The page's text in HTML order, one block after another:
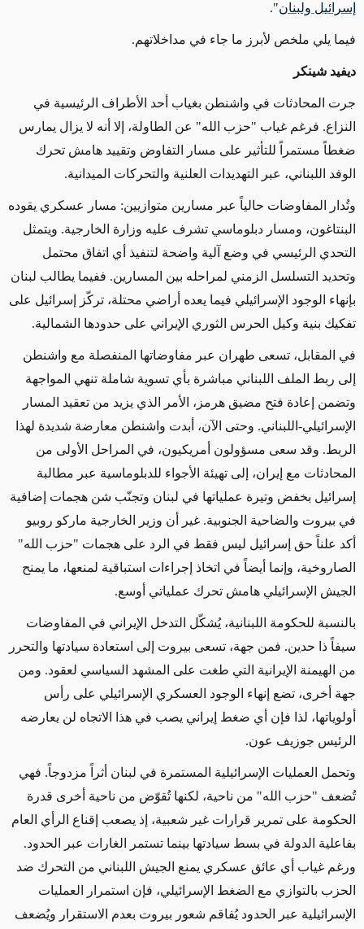
إسرائيل ولبنان".
فيما يلي ملخص لأبرز ما جاء في مداخلاتهم.
ديفيد شينكر
جرت المحادثات في واشنطن بغياب أحد الأطراف الرئيسية في
النزاع. فرغم غياب "حزب الله" عن الطاولة، إلا أنه لا يزال يمارس
ضغطاً مستمراً للتأثير على مسار التفاوض وتقييد هامش تحرك
الوفد اللبناني، عبر التهديدات العلنية والتحركات الميدانية.
وتُدار المفاوضات حالياً عبر مسارين متوازيين: مسار عسكري يقوده
البنتاغون، ومسار دبلوماسي تشرف عليه وزارة الخارجية. ويتمثل
التحدي الرئيسي في وضع آلية واضحة لتنفيذ أي اتفاق محتمل
وتحديد التسلسل الزمني لمراحله بين المسارين. ففيما يطالب لبنان
بإنهاء الوجود الإسرائيلي فيما يعده أراضي محتلة، تركّز إسرائيل على
تفكيك بنية وكيل الحرس الثوري الإيراني على حدودها الشمالية.
في المقابل، تسعى طهران عبر مفاوضاتها المنفصلة مع واشنطن
إلى ربط الملف اللبناني مباشرة بأي تسوية شاملة تنهي المواجهة
وتضمن إعادة فتح مضيق هرمز، الأمر الذي يزيد من تعقيد المسار
الإسرائيلي-اللبناني. وحتى الآن، أبدت واشنطن معارضة شديدة لهذا
الربط. وقد سعى مسؤولون أمريكيون، في المراحل الأولى من
المحادثات مع إيران، إلى تهيئة الأجواء للدبلوماسية عبر مطالبة
إسرائيل بخفض وتيرة عملياتها في لبنان وتجنّب شن هجمات إضافية
في بيروت والضاحية الجنوبية. غير أن وزير الخارجية ماركو روبيو
أكد علناً حق إسرائيل ليس فقط في الرد على هجمات "حزب الله"
الصاروخية، وإنما أيضاً في اتخاذ إجراءات استباقية لمنعها، ما يمنح
الجيش الإسرائيلي هامش تحرك عملياتي أوسع.
بالنسبة للحكومة اللبنانية، يُشكّل التدخل الإيراني في المفاوضات
سيفاً ذا حدين. فمن جهة، تسعى بيروت إلى استعادة سيادتها والتحرر
من الهيمنة الإيرانية التي طغت على المشهد السياسي لعقود. ومن
جهة أخرى، تضع إنهاء الوجود العسكري الإسرائيلي على رأس
أولوياتها، لذا فإن أي ضغط إيراني يصب في هذا الاتجاه لن يعارضه
الرئيس جوزيف عون.
وتحمل العمليات الإسرائيلية المستمرة في لبنان أثراً مزدوجاً. فهي
تُضعف "حزب الله" من ناحية، لكنها تُقوّض من ناحية أخرى قدرة
الحكومة على تمرير قرارات غير شعبية، إذ يصعب إقناع الرأي العام
بفاعلية الدولة في بسط سيادتها بينما تستمر الغارات عبر الحدود.
ورغم غياب أي عائق عسكري يمنع الجيش اللبناني من التحرك ضد
الحزب بالتوازي مع الضغط الإسرائيلي، فإن استمرار العمليات
الإسرائيلية عبر الحدود يُفاقم شعور بيروت بعدم الاستقرار ويُضعف